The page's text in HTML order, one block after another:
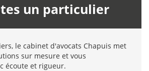
un particulier
le cabinet d'avocats Chapuis met
sur mesure et vous
écoute et rigueur.